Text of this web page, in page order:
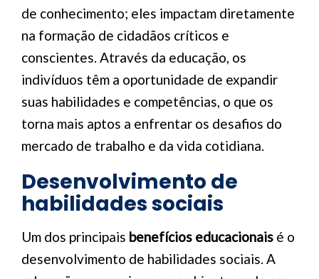
de conhecimento; eles impactam diretamente
na formação de cidadãos críticos e
conscientes. Através da educação, os
indivíduos têm a oportunidade de expandir
suas habilidades e competências, o que os
torna mais aptos a enfrentar os desafios do
mercado de trabalho e da vida cotidiana.
Desenvolvimento de
habilidades sociais
Um dos principais benefícios educacionais é o
desenvolvimento de habilidades sociais. A